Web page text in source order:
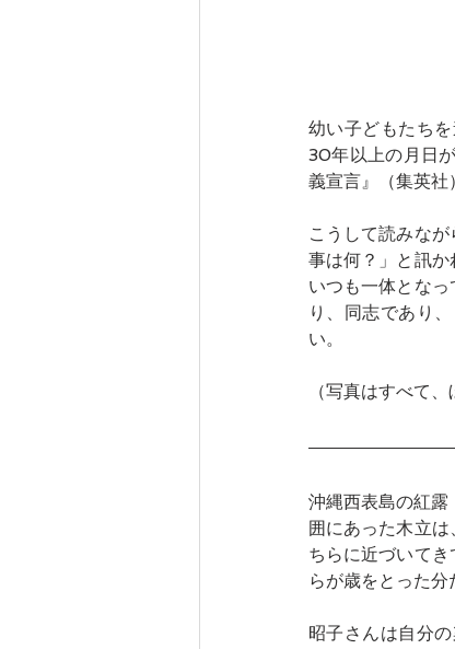
幼い子どもたち
30年以上の月日
義宣言』（集英社
こうして読みな
事は何？」と訊
いつも一体とな
り、同志であり
い。
（写真はすべて
沖縄西表島の紅
囲にあった木立
ちらに近づいて
らが歳をとった分
昭子さんは自分